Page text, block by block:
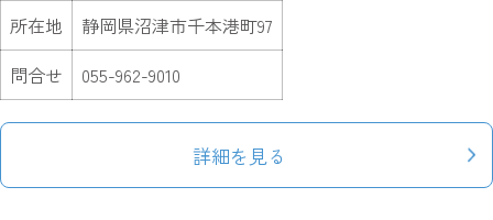
所在地
静岡県沼津市千本港町97
問合せ
055-962-9010
詳細を見る